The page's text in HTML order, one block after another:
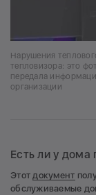
Нарушения
тепловизора: это
передала
организации
Есть ли у дома
Этотдокумент
обслуживаемые